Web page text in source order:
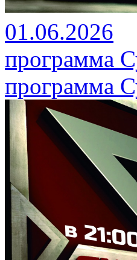
01.06.2026
программа
программа